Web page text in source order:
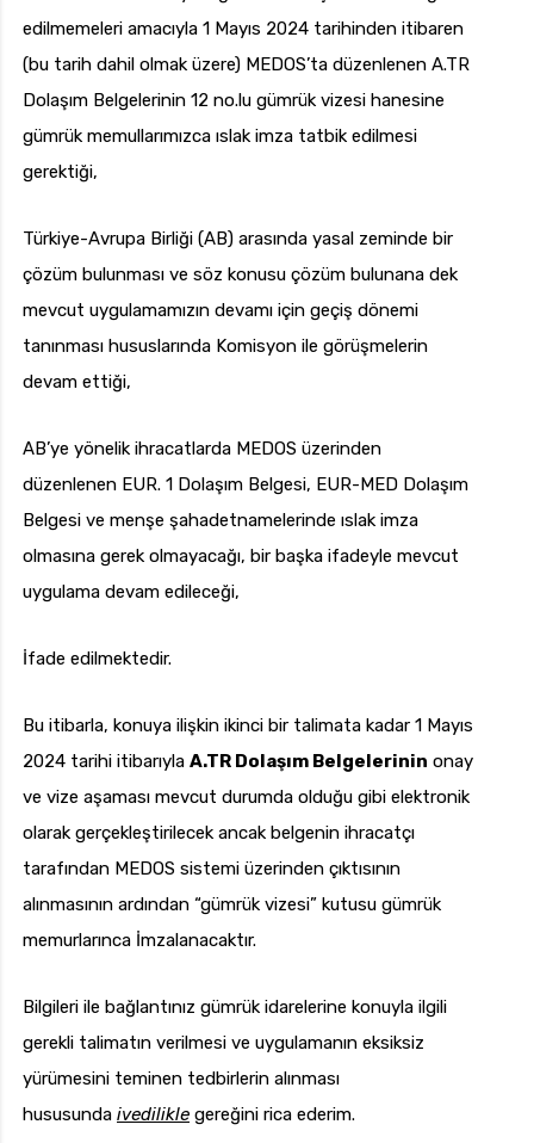
edilmemeleri amacıyla 1 Mayıs 2024 tarihinden itibaren
(bu tarih dahil olmak üzere) MEDOS’ta düzenlenen A.TR
Dolaşım Belgelerinin 12 no.lu gümrük vizesi hanesine
gümrük memullarımızca ıslak imza tatbik edilmesi
gerektiği,
Türkiye-Avrupa Birliği (AB) arasında yasal zeminde bir
çözüm bulunması ve söz konusu çözüm bulunana dek
mevcut uygulamamızın devamı için geçiş dönemi
tanınması hususlarında Komisyon ile görüşmelerin
devam ettiği,
AB’ye yönelik ihracatlarda MEDOS üzerinden
düzenlenen EUR. 1 Dolaşım Belgesi, EUR-MED Dolaşım
Belgesi ve menşe şahadetnamelerinde ıslak imza
olmasına gerek olmayacağı, bir başka ifadeyle mevcut
uygulama devam edileceği,
İfade edilmektedir.
Bu itibarla, konuya ilişkin ikinci bir talimata kadar 1 Mayıs
2024 tarihi itibarıyla A.TR Dolaşım Belgelerinin onay
ve vize aşaması mevcut durumda olduğu gibi elektronik
olarak gerçekleştirilecek ancak belgenin ihracatçı
tarafından MEDOS sistemi üzerinden çıktısının
alınmasının ardından “gümrük vizesi” kutusu gümrük
memurlarınca İmzalanacaktır.
Bilgileri ile bağlantınız gümrük idarelerine konuyla ilgili
gerekli talimatın verilmesi ve uygulamanın eksiksiz
yürümesini teminen tedbirlerin alınması
hususunda ivedilikle gereğini rica ederim.